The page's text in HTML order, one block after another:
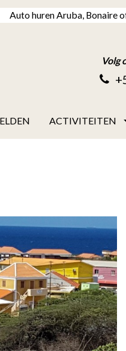
Auto huren Aruba, Bonaire
Volg
ACTIVITEITEN